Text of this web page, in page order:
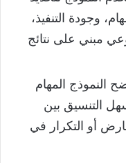
وجودة التنفيذ،
مبني على نتائج
النموذج المهام
التنسيق بين
أو التكرار في